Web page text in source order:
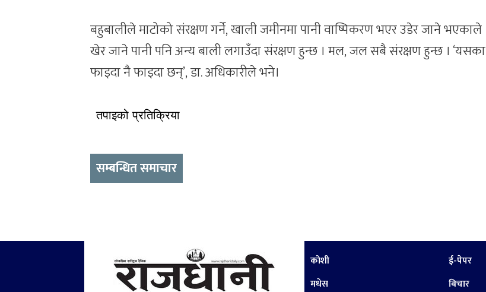
बहुबालीले माटोको संरक्षण गर्ने, खाली जमीनमा पानी वाष्पिकरण भएर उडेर जाने भएकाले
खेर जाने पानी पनि अन्य बाली लगाउँदा संरक्षण हुन्छ । मल, जल सबै संरक्षण हुन्छ । ‘यसका
फाइदा नै फाइदा छन्’, डा. अधिकारीले भने।
तपाइको प्रतिक्रिया
सम्बन्धित समाचार
कोशी
मधेस
ई-पेपर
बिचार